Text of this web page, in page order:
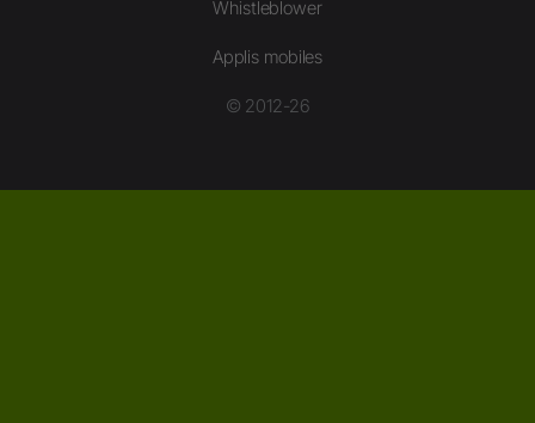
Whistleblower
Applis mobiles
© 2012-26